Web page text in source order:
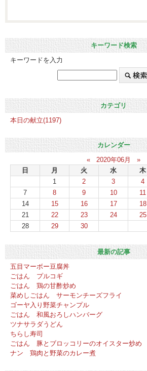
キーワード検索
キーワードを入力
カテゴリ
本日の献立(1197)
カレンダー
«
2020年06月
»
日
月 火 水 木
1
2 3 4
7
8 9 10 11
14
15 16 17 18
21
22 23 24 25
28
29 30
最新の記事
五目マーボー豆腐丼
ごはん プルコギ
ごはん 鶏の甘酢炒め
菜めしごはん サーモンチーズフライ
ゴーヤ入り野菜チャンプル
ごはん 和風おろしハンバーグ
ツナサラダうどん
ちらし寿司
ごはん 豚とブロッコリーのオイスター炒め
ナン 鶏肉と野菜のカレー煮